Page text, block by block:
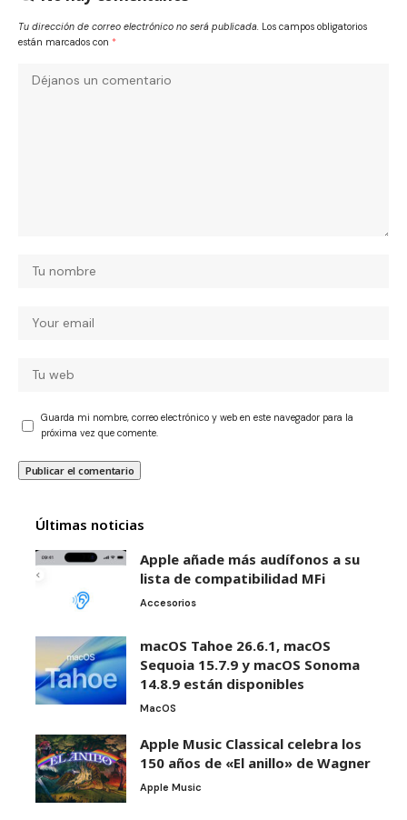
Tu dirección de correo electrónico no será publicada. Los campos obligatorios
están marcados con *
Guarda mi nombre, correo electrónico y web en este navegador para la
próxima vez que comente.
Últimas noticias
Apple añade más audífonos a su
lista de compatibilidad MFi
Accesorios
macOS Tahoe 26.6.1, macOS
Sequoia 15.7.9 y macOS Sonoma
14.8.9 están disponibles
MacOS
Apple Music Classical celebra los
150 años de «El anillo» de Wagner
Apple Music